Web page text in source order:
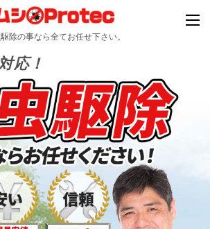
除の事なら全てお任せ下さい。
応！